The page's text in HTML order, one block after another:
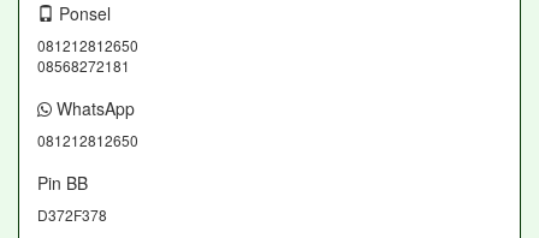
Ponsel
081212812650
08568272181
WhatsApp
081212812650
Pin BB
D372F378